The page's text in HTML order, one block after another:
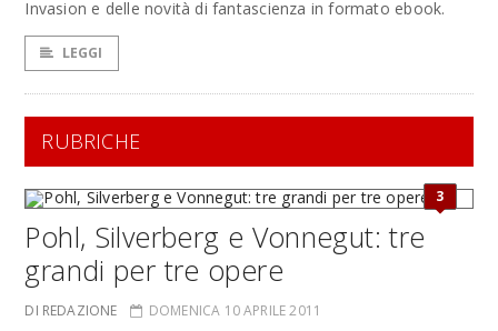
Invasion e delle novità di fantascienza in formato ebook.
LEGGI
RUBRICHE
3
Pohl, Silverberg e Vonnegut: tre
grandi per tre opere
DI REDAZIONE DOMENICA 10 APRILE 2011